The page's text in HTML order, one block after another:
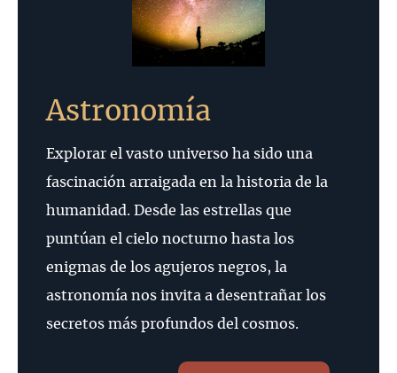
Astronomía
Explorar el vasto universo ha sido una
fascinación arraigada en la historia de la
humanidad. Desde las estrellas que
puntúan el cielo nocturno hasta los
enigmas de los agujeros negros, la
astronomía nos invita a desentrañar los
secretos más profundos del cosmos.